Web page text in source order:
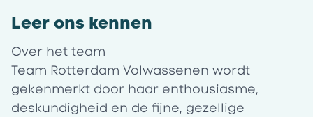
Leer ons kennen
Over het team
Team Rotterdam Volwassenen wordt
gekenmerkt door haar enthousiasme,
deskundigheid en de fijne, gezellige